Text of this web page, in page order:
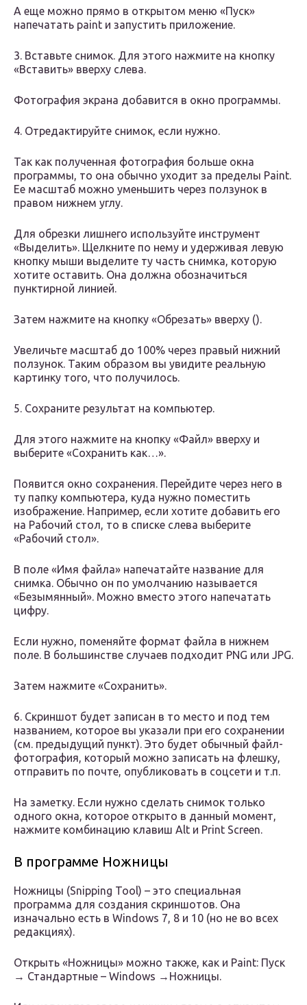
А еще можно прямо в открытом меню «Пуск»
напечатать paint и запустить приложение.
3. Вставьте снимок. Для этого нажмите на кнопку
«Вставить» вверху слева.
Фотография экрана добавится в окно программы.
4. Отредактируйте снимок, если нужно.
Так как полученная фотография больше окна
программы, то она обычно уходит за пределы Paint.
Ее масштаб можно уменьшить через ползунок в
правом нижнем углу.
Для обрезки лишнего используйте инструмент
«Выделить». Щелкните по нему и удерживая левую
кнопку мыши выделите ту часть снимка, которую
хотите оставить. Она должна обозначиться
пунктирной линией.
Затем нажмите на кнопку «Обрезать» вверху ().
Увеличьте масштаб до 100% через правый нижний
ползунок. Таким образом вы увидите реальную
картинку того, что получилось.
5. Сохраните результат на компьютер.
Для этого нажмите на кнопку «Файл» вверху и
выберите «Сохранить как…».
Появится окно сохранения. Перейдите через него в
ту папку компьютера, куда нужно поместить
изображение. Например, если хотите добавить его
на Рабочий стол, то в списке слева выберите
«Рабочий стол».
В поле «Имя файла» напечатайте название для
снимка. Обычно он по умолчанию называется
«Безымянный». Можно вместо этого напечатать
цифру.
Если нужно, поменяйте формат файла в нижнем
поле. В большинстве случаев подходит PNG или JPG.
Затем нажмите «Сохранить».
6. Скриншот будет записан в то место и под тем
названием, которое вы указали при его сохранении
(см. предыдущий пункт). Это будет обычный файл-
фотография, который можно записать на флешку,
отправить по почте, опубликовать в соцсети и т.п.
На заметку. Если нужно сделать снимок только
одного окна, которое открыто в данный момент,
нажмите комбинацию клавиш Alt и Print Screen.
В программе Ножницы
Ножницы (Snipping Tool) – это специальная
программа для создания скриншотов. Она
изначально есть в Windows 7, 8 и 10 (но не во всех
редакциях).
Открыть «Ножницы» можно также, как и Paint: Пуск
→ Стандартные – Windows →Ножницы.